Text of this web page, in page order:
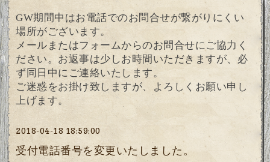
GW期間中はお電話でのお問合せが繋がりにくい
場所がございます。
メールまたはフォームからのお問合せにご協力く
ださい。お返事は少しお時間いただきますが、必
ず同日中にご連絡いたします。
ご迷惑をお掛け致しますが、よろしくお願い申し
上げます。
2018-04-18 18:59:00
受付電話番号を変更いたしました。